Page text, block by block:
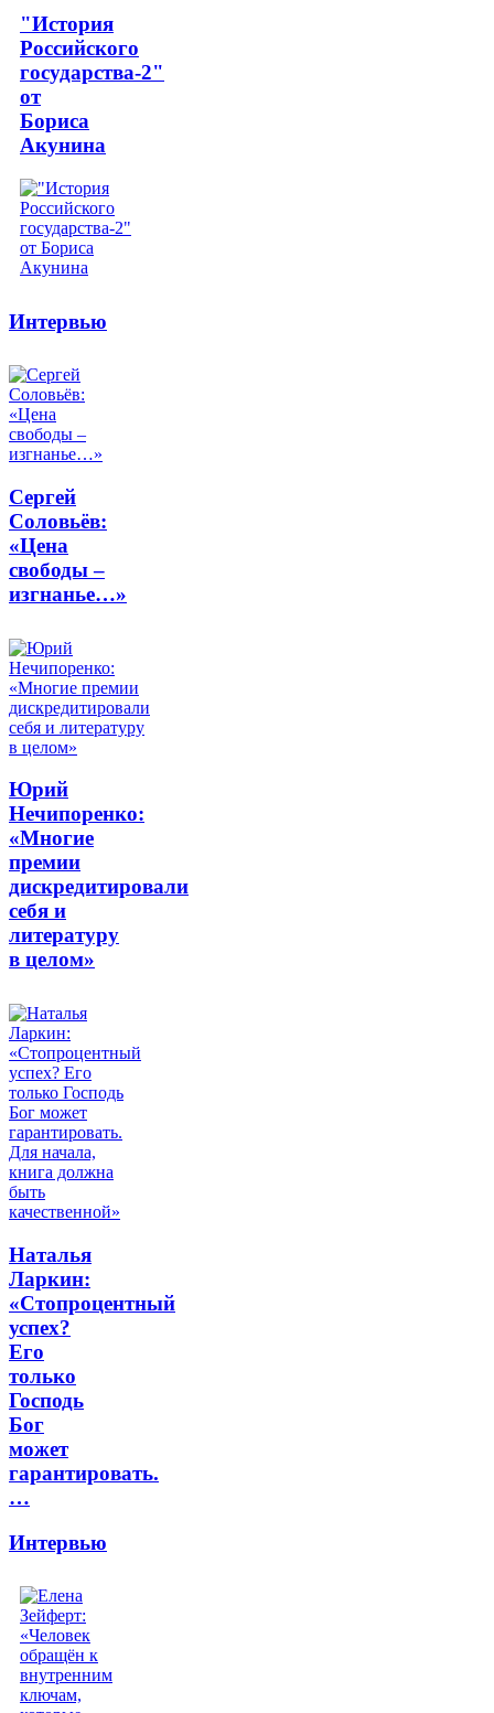
"История
Российского
государства-2"
от
Бориса
Акунина
Интервью
Сергей
Соловьёв:
«Цена
свободы –
изгнанье…»
Юрий
Нечипоренко:
«Многие
премии
дискредитировали
себя и
литературу
в целом»
Наталья
Ларкин:
«Стопроцентный
успех?
Его
только
Господь
Бог
может
гарантировать.
…
Интервью